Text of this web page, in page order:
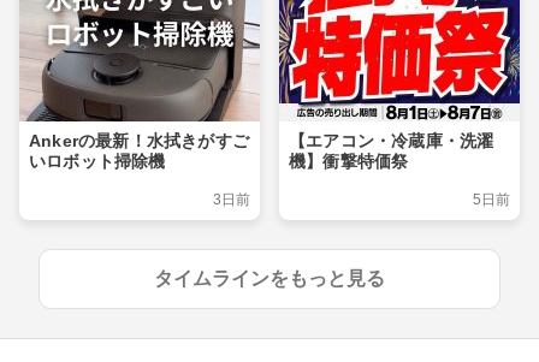
Ankerの最新！水拭きがすご
いロボット掃除機
3日前
【エアコン・冷蔵庫・洗濯
機】衝撃特価祭
5日前
タイムラインをもっと見る